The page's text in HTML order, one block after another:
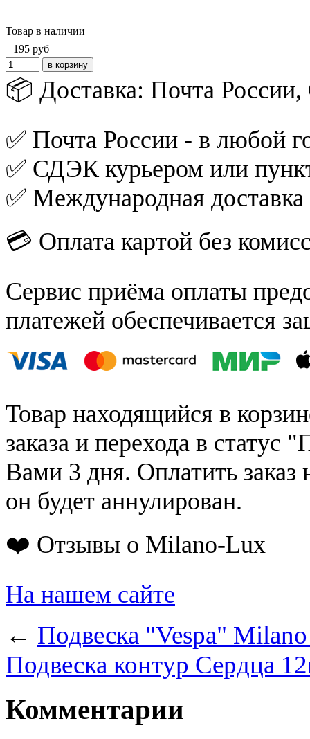
Товар в наличии
195 руб
📦 Доставка: Почта
✅ Почта России - в любой
✅ СДЭК курьером или
✅ Международная
💳 Оплата картой без
Сервис приёма оплаты
платежей обеспечивается
Товар находящийся в
заказа и перехода в статус
Вами 3 дня. Оплатить заказ
он будет аннулирован.
❤️ Отзывы о Milano-Lux
На нашем сайте
← Подвеска "Vespa"
Подвеска контур Сердца
Комментарии